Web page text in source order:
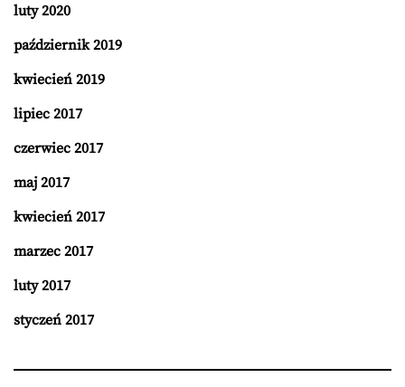
luty 2020
październik 2019
kwiecień 2019
lipiec 2017
czerwiec 2017
maj 2017
kwiecień 2017
marzec 2017
luty 2017
styczeń 2017